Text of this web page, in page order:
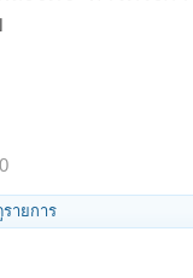
รายการ